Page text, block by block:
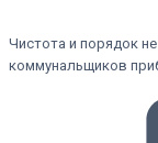
Чистота и порядок
коммунальщиков